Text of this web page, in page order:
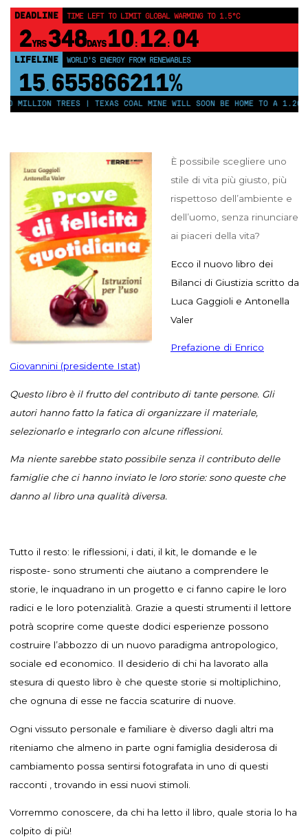
DEADLINE TIME LEFT TO LIMIT GLOBAL WARMING TO 1.5°C
2YRS 348DAYS 10: 12: 04
LIFELINE WORLD'S ENERGY FROM RENEWABLES
15. 655866216%
MILLION TREES | TEXAS COAL MINE WILL SOON BE HOME TO A
È possibile scegliere uno
stile di vita più giusto, più
rispettoso dell’ambiente e
dell’uomo, senza rinunciare
ai piaceri della vita?
Ecco il nuovo libro dei
Bilanci di Giustizia scritto da
Luca Gaggioli e Antonella
Valer
Prefazione di Enrico
Giovannini (presidente Istat)
Questo libro è il frutto del contributo di tante persone. Gli
autori hanno fatto la fatica di organizzare il materiale,
selezionarlo e integrarlo con alcune riflessioni.
Ma niente sarebbe stato possibile senza il contributo delle
famiglie che ci hanno inviato le loro storie: sono queste che
danno al libro una qualità diversa.
Tutto il resto: le riflessioni, i dati, il kit, le domande e le
risposte- sono strumenti che aiutano a comprendere le
storie, le inquadrano in un progetto e ci fanno capire le loro
radici e le loro potenzialità. Grazie a questi strumenti il lettore
potrà scoprire come queste dodici esperienze possono
costruire l’abbozzo di un nuovo paradigma antropologico,
sociale ed economico. Il desiderio di chi ha lavorato alla
stesura di questo libro è che queste storie si moltiplichino,
che ognuna di esse ne faccia scaturire di nuove.
Ogni vissuto personale e familiare è diverso dagli altri ma
riteniamo che almeno in parte ogni famiglia desiderosa di
cambiamento possa sentirsi fotografata in uno di questi
racconti , trovando in essi nuovi stimoli.
Vorremmo conoscere, da chi ha letto il libro, quale storia lo ha
colpito di più!